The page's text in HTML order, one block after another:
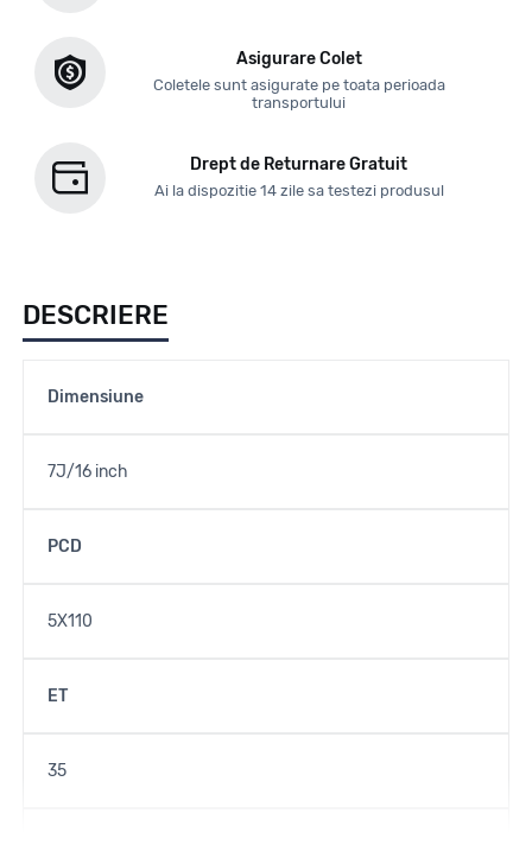
Asigurare Colet
Coletele sunt asigurate pe toata perioada
transportului
Drept de Returnare Gratuit
Ai la dispozitie 14 zile sa testezi produsul
DESCRIERE
Dimensiune
7J/16 inch
PCD
5X110
ET
35